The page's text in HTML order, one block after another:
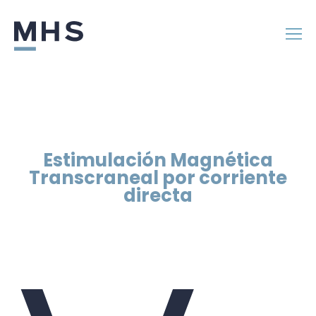
Estimulación Magnética
Transcraneal por corriente
directa